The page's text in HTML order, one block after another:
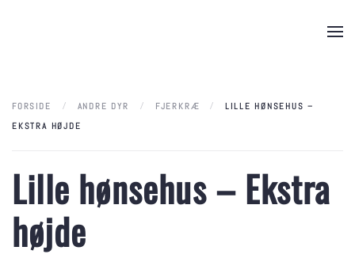
FORSIDE ANDRE DYR FJERKRÆ
LILLE HØNSEHUS –
EKSTRA HØJDE
Lille hønsehus – Ekstra
højde